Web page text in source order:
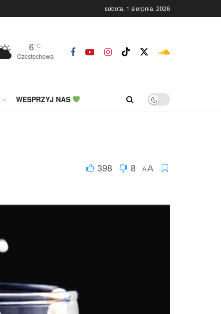
sobota, 1 sierpnia, 2026
6°C
Czestochowa
WESPRZYJ NAS
398 8 AA